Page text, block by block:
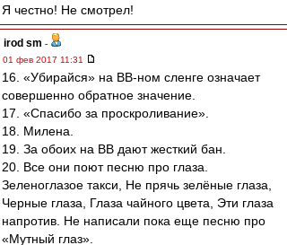
Я честно! Не смотрел!
irod sm -
01 фев 2017 11:31
16. «Убирайся» на ВВ-ном сленге означает
совершенно обратное значение.
17. «Спасибо за проскроливание».
18. Милена.
19. За обоих на ВВ дают жесткий бан.
20. Все они поют песню про глаза.
Зеленоглазое такси, Не прячь зелёные глаза,
Черные глаза, Глаза чайного цвета, Эти глаза
напротив. Не написали пока еще песню про
«Мутный глаз».